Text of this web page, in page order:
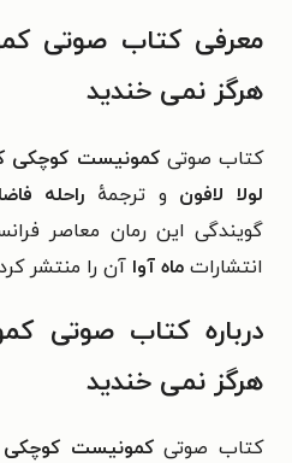
معرفی کتاب صوتی
هرگز نمی خندید
کتاب صوتیکمونیست کوچکی
لولا لافون و ترجمهٔ راحله
گویندگی این رمان معاصر
انتشارات ماه آوا آن را منتشر
درباره کتاب صوتی
هرگز نمی خندید
کتاب صوتیکمونیست